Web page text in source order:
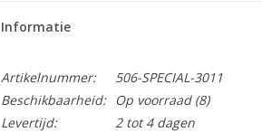
Informatie
Artikelnummer:
506-SPECIAL-3011
Beschikbaarheid:
Op voorraad(8)
Levertijd:
2 tot 4 dagen